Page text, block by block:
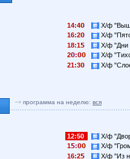
14:4
Х/ф
16:2
Х/ф
18:1
Х/ф "Дни
2
:
Х/ф
21:3
Х/ф
программа на неделю: вся
12:50
Х/ф
1
:
Х/ф
16:2
Х/ф "Из